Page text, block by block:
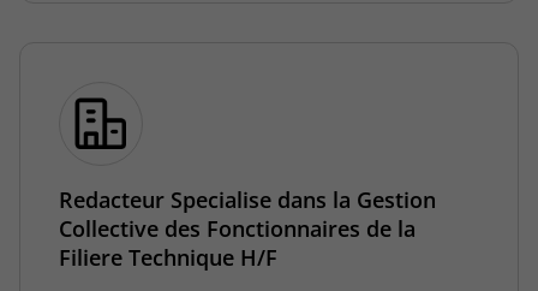
Redacteur Specialise dans la Gestion
Collective des Fonctionnaires de la
Filiere Technique H/F